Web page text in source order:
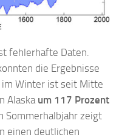
fehlerhafte Daten.
die Ergebnisse
im Winter ist seit Mitte
Alaska um 117 Prozent
Sommerhalbjahr zeigt
einen deutlichen